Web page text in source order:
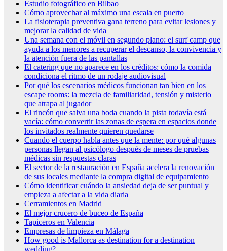
Estudio fotográfico en Bilbao
Cómo aprovechar al máximo una escala en puerto
La fisioterapia preventiva gana terreno para evitar lesiones y
mejorar la calidad de vida
Una semana con el móvil en segundo plano: el surf camp que
ayuda a los menores a recuperar el descanso, la convivencia y
la atención fuera de las pantallas
El catering que no aparece en los créditos: cómo la comida
condiciona el ritmo de un rodaje audiovisual
Por qué los escenarios médicos funcionan tan bien en los
escape rooms: la mezcla de familiaridad, tensión y misterio
que atrapa al jugador
El rincón que salva una boda cuando la pista todavía está
vacía: cómo convertir las zonas de espera en espacios donde
los invitados realmente quieren quedarse
Cuando el cuerpo habla antes que la mente: por qué algunas
personas llegan al psicólogo después de meses de pruebas
médicas sin respuestas claras
El sector de la restauración en España acelera la renovación
de sus locales mediante la compra digital de equipamiento
Cómo identificar cuándo la ansiedad deja de ser puntual y
empieza a afectar a la vida diaria
Cerramientos en Madrid
El mejor crucero de buceo de España
Tapiceros en Valencia
Empresas de limpieza en Málaga
How good is Mallorca as destination for a destination